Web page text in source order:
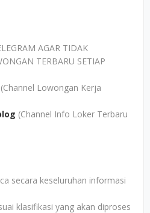
AGAR TIDAK
TERBARU SETIAP
(Channel Lowongan Kerja
(Channel Info Loker Terbaru
secara keseluruhan informasi
klasifikasi yang akan diproses